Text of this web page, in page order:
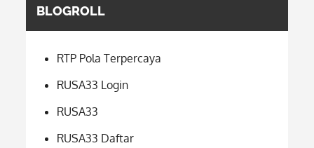
BLOGROLL
RTP Pola Terpercaya
RUSA33 Login
RUSA33
RUSA33 Daftar